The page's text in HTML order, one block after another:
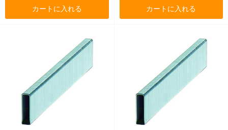
カートに入れる カートに入れる